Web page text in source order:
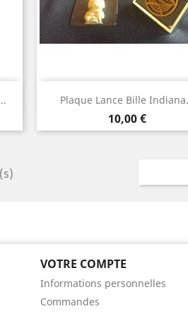
Plaque Lance Bille
Prix
10,00 €
Aperçu rapide
VOTRE COMPTE
Informations personnelles
Commandes